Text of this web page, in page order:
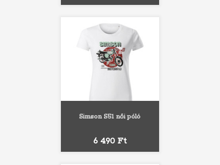
Simson S51 női póló
Ár
6 490 Ft